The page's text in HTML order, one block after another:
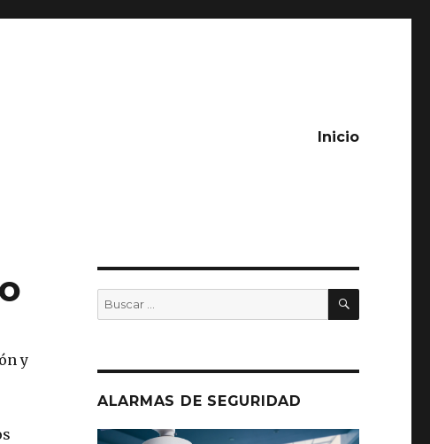
Inicio
y
Buscar
por:
BUSCAR
ALARMAS DE SEGURIDAD